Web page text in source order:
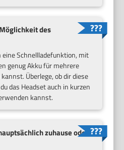
des
Schnellladefunktion, mit
genug Akku für mehrere
Überlege, ob dir diese
das Headset auch in kurzen
kannst.
zuhause oder